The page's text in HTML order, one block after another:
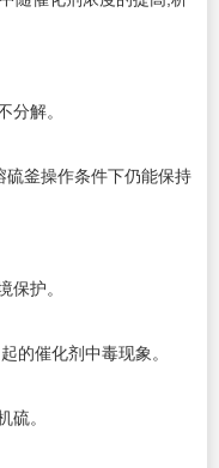
解。
釜操作条件下仍能保持
护。
催化剂中毒现象。
。